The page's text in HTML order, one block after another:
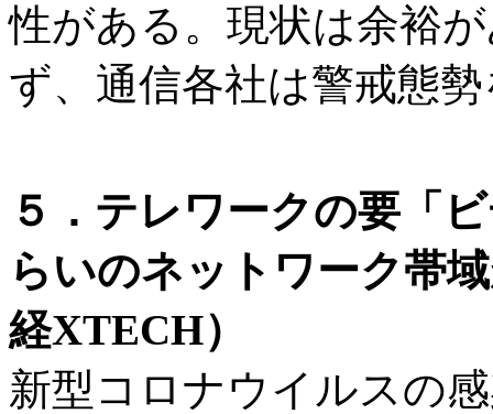
性がある。現状は余裕
ず、通信各社は警戒態
５．テレワークの要「
らいのネットワーク帯
経XTECH）
新型コロナウイルスの